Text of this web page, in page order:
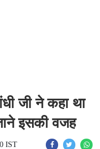
जी ने कहा था
इसकी वजह
IST